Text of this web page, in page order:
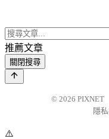
推薦文章
關閉搜尋
© 2026 PIXNET
隱
⚠️